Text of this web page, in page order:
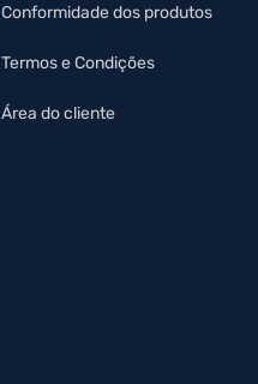
Conformidade dos produtos
Termos e Condições
Área do cliente